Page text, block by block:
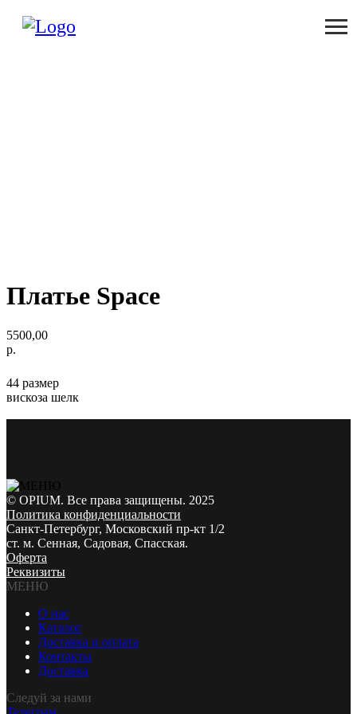
Платье Space
5500,00
р.
44 размер
вискоза шелк
© OPIUM. Все права защищены. 2025
Политика конфиденциальности
Санкт-Петербург, Московский пр-кт 1/2
ст. м. Сенная, Садовая, Спасская.
Оферта
Реквизиты
МЕНЮ
О нас
Каталог
Доставка и оплата
Контакты
Доставка
Следуй за нами